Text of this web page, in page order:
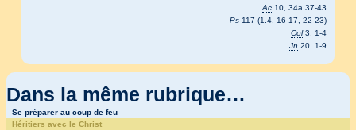
Ac 10, 34a.37-43
Ps 117 (1.4, 16-17, 22-23)
Col3, 1-4
Jn 20, 1-9
Dans la même rubrique…
Se préparer au coup de feu
Héritiers avec le Christ